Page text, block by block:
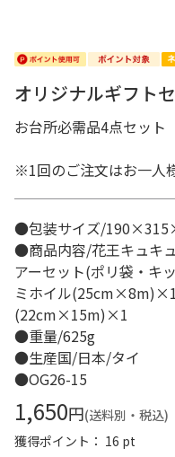
オリジナルギフト
お台所必需品4点セット
※1回のご注文はお一人
●包装サイズ/
●商品内容/花王キュキ
アーセット(ポリ袋・キ
ミホイル
(22cm×15m)×1
●重量/625g
●生産国/日本/タイ
●OG26-15
1,650円(送料別・税込)
獲得ポイント： 16 pt